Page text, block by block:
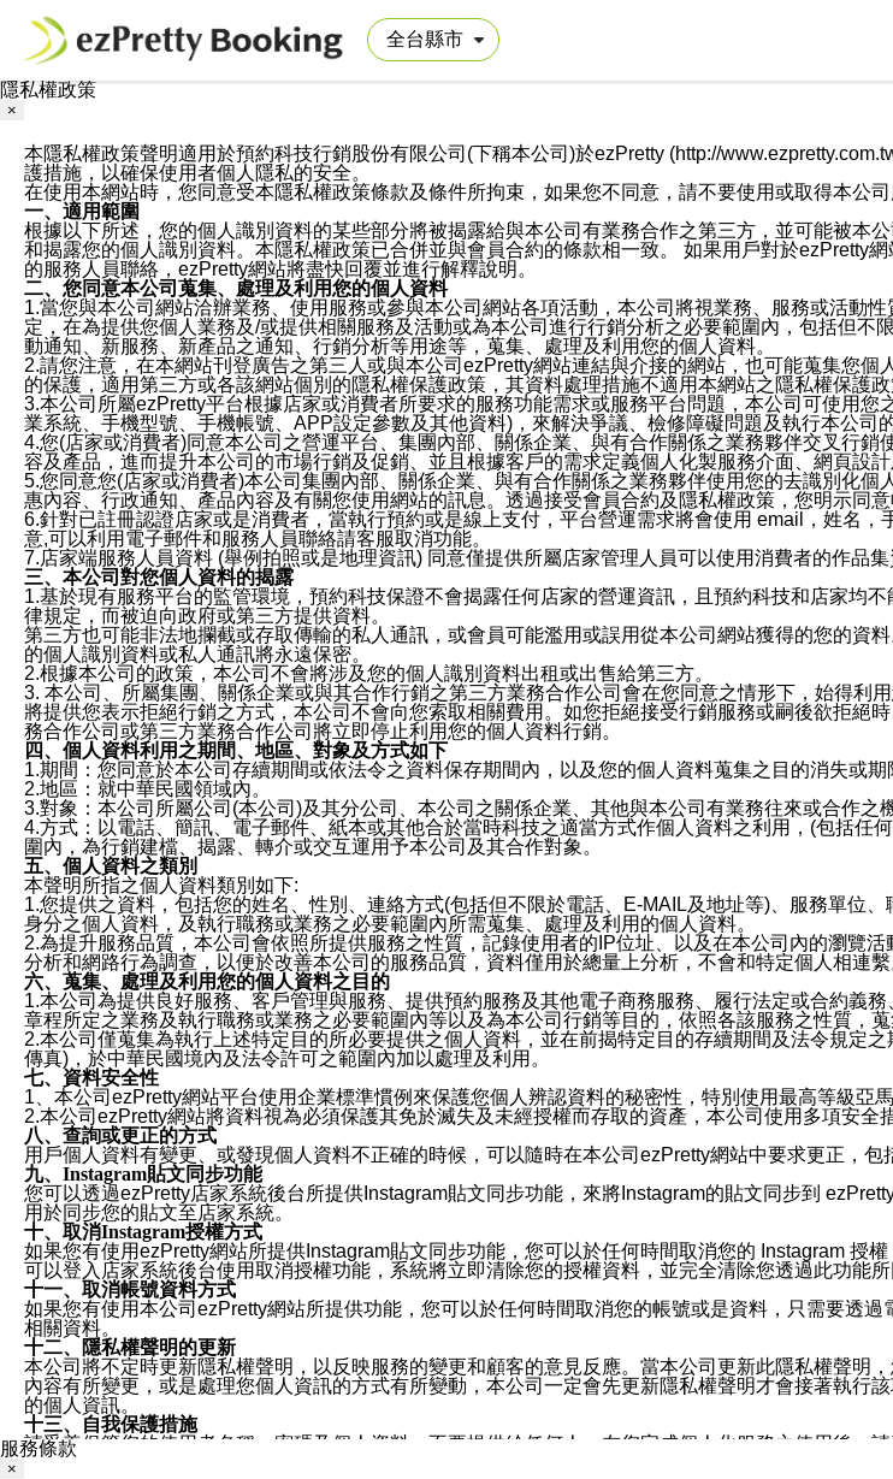
隱私權政策
×
本隱私權政策聲明適用於預約科技行銷股份有限公司(下稱本公司)於ezPretty (http://
護措施，以確保使用者個人隱私的安全。
在使用本網站時，您同意受本隱私權政策條款及條件所拘束，如果您不同意，請不要使用或取得本公司
一、適用範圍
根據以下所述，您的個人識別資料的某些部分將被揭露給與本公司有業務合作之第三方，並可能被本
和揭露您的個人識別資料。本隱私權政策已合併並與會員合約的條款相一致。 如果用戶對於ezPretty
的服務人員聯絡，ezPretty網站將盡快回覆並進行解釋說明。
二、您同意本公司蒐集、處理及利用您的個人資料
1.當您與本公司網站洽辦業務、使用服務或參與本公司網站各項活動，本公司將視業務、服務或活動
定，在為提供您個人業務及/或提供相關服務及活動或為本公司進行行銷分析之必要範圍內，包括但
動通知、新服務、新產品之通知、行銷分析等用途等，蒐集、處理及利用您的個人資料。
2.請您注意，在本網站刊登廣告之第三人或與本公司ezPretty網站連結與介接的網站，也可能蒐集您
的保護，適用第三方或各該網站個別的隱私權保護政策，其資料處理措施不適用本網站之隱私權保護
3.本公司所屬ezPretty平台根據店家或消費者所要求的服務功能需求或服務平台問題，本公司可使用
業系統、手機型號、手機帳號、APP設定參數及其他資料)，來解決爭議、檢修障礙問題及執行本公司
4.您(店家或消費者)同意本公司之營運平台、集團內部、關係企業、與有合作關係之業務夥伴交叉行
容及產品，進而提升本公司的市場行銷及促銷、並且根據客戶的需求定義個人化製服務介面、網頁設
5.您同意您(店家或消費者)本公司集團內部、關係企業、與有合作關係之業務夥伴使用您的去識別化
惠內容、行政通知、產品內容及有關您使用網站的訊息。透過接受會員合約及隱私權政策，您明示同
6.針對已註冊認證店家或是消費者，當執行預約或是線上支付，平台營運需求將會使用 email，姓名
意,可以利用電子郵件和服務人員聯絡請客服取消功能。
7.店家端服務人員資料 (舉例拍照或是地理資訊) 同意僅提供所屬店家管理人員可以使用消費者的作品
三、本公司對您個人資料的揭露
1.基於現有服務平台的監管環境，預約科技保證不會揭露任何店家的營運資訊，且預約科技和店家均
律規定，而被迫向政府或第三方提供資料。
第三方也可能非法地攔截或存取傳輸的私人通訊，或會員可能濫用或誤用從本公司網站獲得的您的資
的個人識別資料或私人通訊將永遠保密。
2.根據本公司的政策，本公司不會將涉及您的個人識別資料出租或出售給第三方。
3. 本公司、所屬集團、關係企業或與其合作行銷之第三方業務合作公司會在您同意之情形下，始得利
將提供您表示拒絕行銷之方式，本公司不會向您索取相關費用。如您拒絕接受行銷服務或嗣後欲拒絕
務合作公司或第三方業務合作公司將立即停止利用您的個人資料行銷。
四、個人資料利用之期間、地區、對象及方式如下
1.期間：您同意於本公司存續期間或依法令之資料保存期間內，以及您的個人資料蒐集之目的消失或
2.地區：就中華民國領域內。
3.對象：本公司所屬公司(本公司)及其分公司、本公司之關係企業、其他與本公司有業務往來或合作之
4.方式：以電話、簡訊、電子郵件、紙本或其他合於當時科技之適當方式作個人資料之利用，(包括
圍內，為行銷建檔、揭露、轉介或交互運用予本公司及其合作對象。
五、個人資料之類別
本聲明所指之個人資料類別如下:
1.您提供之資料，包括您的姓名、性別、連絡方式(包括但不限於電話、E-MAIL及地址等)、服務單位
身分之個人資料，及執行職務或業務之必要範圍內所需蒐集、處理及利用的個人資料。
2.為提升服務品質，本公司會依照所提供服務之性質，記錄使用者的IP位址、以及在本公司內的瀏覽
分析和網路行為調查，以便於改善本公司的服務品質，資料僅用於總量上分析，不會和特定個人相連繫
六、蒐集、處理及利用您的個人資料之目的
1.本公司為提供良好服務、客戶管理與服務、提供預約服務及其他電子商務服務、履行法定或合約義
章程所定之業務及執行職務或業務之必要範圍內等以及為本公司行銷等目的，依照各該服務之性質，蒐
2.本公司僅蒐集為執行上述特定目的所必要提供之個人資料，並在前揭特定目的存續期間及法令規定
傳真)，於中華民國境內及法令許可之範圍內加以處理及利用。
七、資料安全性
1、本公司ezPretty網站平台使用企業標準慣例來保護您個人辨認資料的秘密性，特別使用最高等級亞
2.本公司ezPretty網站將資料視為必須保護其免於滅失及未經授權而存取的資產，本公司使用多項安全
八、查詢或更正的方式
用戶個人資料有變更、或發現個人資料不正確的時候，可以隨時在本公司ezPretty網站中要求更正，包
九、Instagram貼文同步功能
您可以透過ezPretty店家系統後台所提供Instagram貼文同步功能，來將Instagram的貼文同步到
用於同步您的貼文至店家系統。
十、取消Instagram授權方式
如果您有使用ezPretty網站所提供Instagram貼文同步功能，您可以於任何時間取消您的 Instagram 授
可以登入店家系統後台使用取消授權功能，系統將立即清除您的授權資料，並完全清除您透過此功能所
十一、取消帳號資料方式
如果您有使用本公司ezPretty網站所提供功能，您可以於任何時間取消您的帳號或是資料，只需要透過
相關資料。
十二、隱私權聲明的更新
本公司將不定時更新隱私權聲明，以反映服務的變更和顧客的意見反應。當本公司更新此隱私權聲明
內容有所變更，或是處理您個人資訊的方式有所變動，本公司一定會先更新隱私權聲明才會接著執行
的個人資訊。
十三、自我保護措施
請妥善保管您的使用者名稱、密碼及個人資料，不要提供給任何人。在您完成個人化服務之使用後，
窗，以防止他人讀取您的個人資料、信件或進入所機關管理區。
服務條款
×